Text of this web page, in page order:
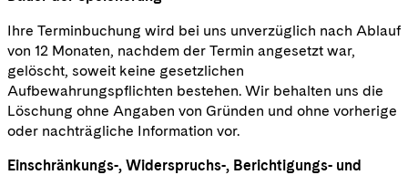
Ihre Terminbuchung wird bei uns unverzüglich nach Ablauf
von 12 Monaten, nachdem der Termin angesetzt war,
gelöscht, soweit keine gesetzlichen
Aufbewahrungspflichten bestehen. Wir behalten uns die
Löschung ohne Angaben von Gründen und ohne vorherige
oder nachträgliche Information vor.
Einschränkungs-, Widerspruchs-, Berichtigungs- und